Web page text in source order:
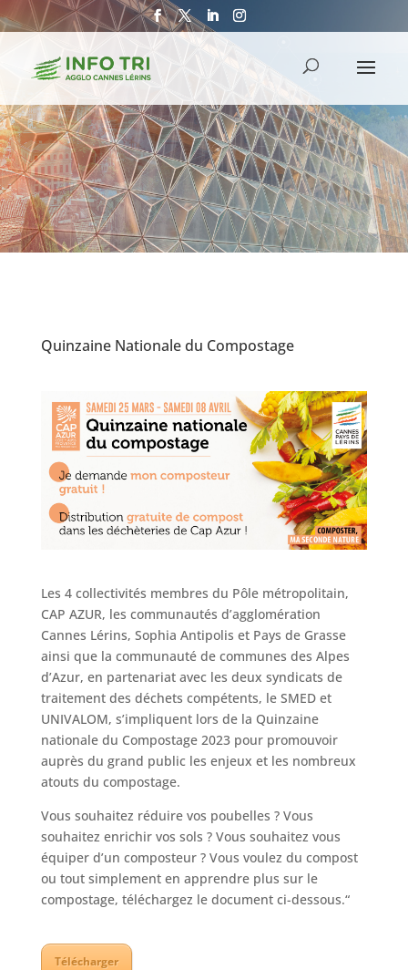
Quinzaine Nationale du Compostage
Les 4 collectivités membres du Pôle métropolitain,
CAP AZUR, les communautés d’agglomération
Cannes Lérins, Sophia Antipolis et Pays de Grasse
ainsi que la communauté de communes des Alpes
d’Azur, en partenariat avec les deux syndicats de
traitement des déchets compétents, le SMED et
UNIVALOM, s’impliquent lors de la Quinzaine
nationale du Compostage 2023 pour promouvoir
auprès du grand public les enjeux et les nombreux
atouts du compostage.
Vous souhaitez réduire vos poubelles ? Vous
souhaitez enrichir vos sols ? Vous souhaitez vous
équiper d’un composteur ? Vous voulez du compost
ou tout simplement en apprendre plus sur le
compostage, téléchargez le document ci-dessous.“
Télécharger